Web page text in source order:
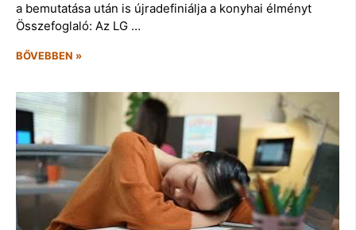
a bemutatása után is újradefiniálja a konyhai élményt
Összefoglaló: Az LG …
BŐVEBBEN »